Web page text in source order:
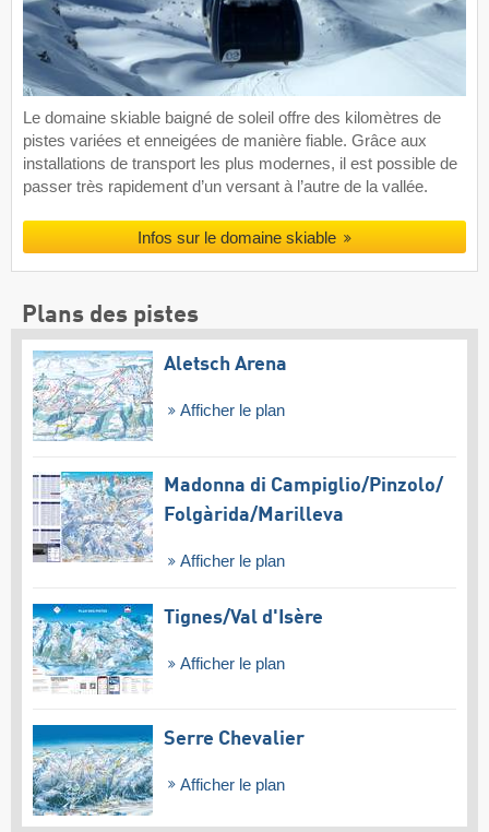
Le domaine skiable baigné de soleil offre des kilomètres de
pistes variées et enneigées de manière fiable. Grâce aux
installations de transport les plus modernes, il est possible de
passer très rapidement d’un versant à l’autre de la vallée.
Infos sur le domaine skiable
Plans des pistes
Aletsch Arena
Afficher le plan
Madonna di Campiglio/​Pinzolo/​
Folgàrida/​Marilleva
Afficher le plan
Tignes/​Val d'Isère
Afficher le plan
Serre Chevalier
Afficher le plan